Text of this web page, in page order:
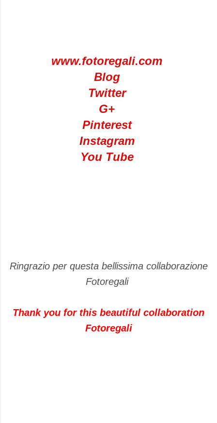
www.fotoregali.com
Blog
Twitter
G+
Pinterest
Instagram
You Tube
Ringrazio per questa bellissima collaborazione
Fotoregali
Thank you for this beautiful collaboration
Fotoregali